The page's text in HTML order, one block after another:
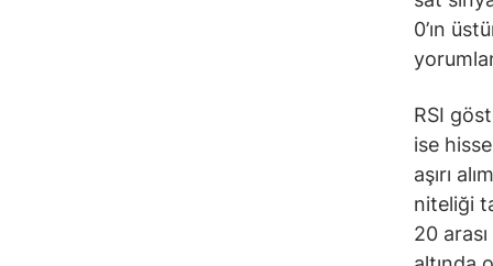
0’ın
RSI
ise
aşırı
niteliği
20